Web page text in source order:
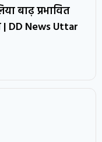
बाढ़ प्रभावित
| DD News Uttar